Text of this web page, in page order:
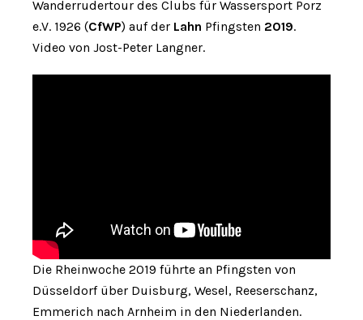
Wanderrudertour des Clubs für Wassersport Porz
e.V. 1926 (CfWP) auf der Lahn Pfingsten 2019.
Video von Jost-Peter Langner.
Die Rheinwoche 2019 führte an Pfingsten von
Düsseldorf über Duisburg, Wesel, Reeserschanz,
Emmerich nach Arnheim in den Niederlanden.